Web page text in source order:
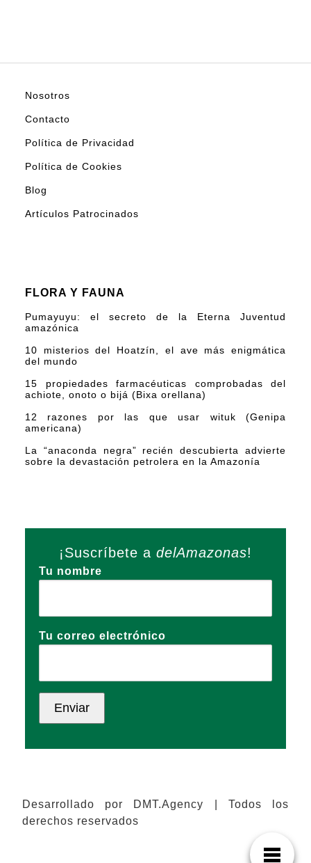
Nosotros
Contacto
Política de Privacidad
Política de Cookies
Blog
Artículos Patrocinados
FLORA Y FAUNA
Pumayuyu: el secreto de la Eterna Juventud
amazónica
10 misterios del Hoatzín, el ave más enigmática
del mundo
15 propiedades farmacéuticas comprobadas del
achiote, onoto o bijá (Bixa orellana)
12 razones por las que usar wituk (Genipa
americana)
La “anaconda negra” recién descubierta advierte
sobre la devastación petrolera en la Amazonía
¡Suscríbete a delAmazonas!
Tu nombre
Tu correo electrónico
Desarrollado por DMT.Agency | Todos los
derechos reservados